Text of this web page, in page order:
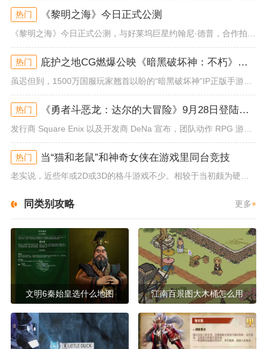
热门 《黎明之海》今日正式公测
热门 庇护之地CG燃爆公映《暗黑破坏神：不朽》今日全平台上线
虽迟但到，1500万国服玩家翘首以盼的“暗黑破坏神”IP正版手游《暗黑破坏神：不朽》已于今日全平台上线！动作RPG王者再...
热门 《勇者斗恶龙：达尔的大冒险》9月28日登陆苹果谷歌应用商店
发行商 Square Enix 以及开发商 DeNa 宣布，团队动作 RPG 游戏《勇者斗恶龙：达尔的大冒险 魂之绊》将...
热门 当“猫和老鼠”和神奇女侠在游戏里同台竞技
老实说，近些年或2D或3D的格斗游戏不少。相较于当初颇为硬核的难度。如今这类游戏大都以较低的游玩门槛，独特的技能机制吸引...
同类别攻略 更多+
文明6秦始皇选什么地图 江南百景图大木桶怎么用